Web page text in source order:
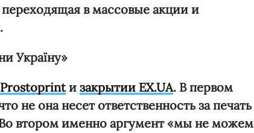
в массовые акции и
Україну»
и закрытии EX.UA. В первом
не она несет ответственность за печать
втором именно аргумент «мы не можем